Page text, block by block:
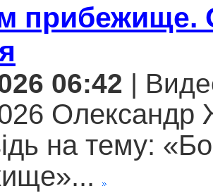
прибежище.
06:42 |
Олександр
на тему: